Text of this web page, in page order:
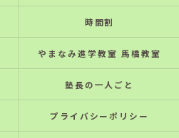
時間割
やまなみ進学教室 馬橋教室
塾長の一人ごと
プライバシーポリシー